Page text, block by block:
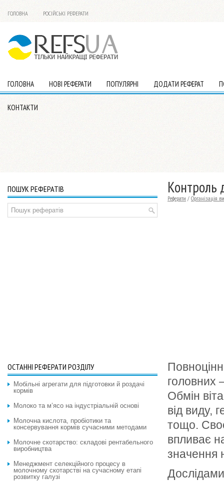
ГОЛОВНА РОСІЙСЬКІ РЕФЕРАТИ
ГОЛОВНА НОВІ РЕФЕРАТИ ПОПУЛЯРНІ ДОДАТИ РЕФЕРАТ
КОНТАКТИ
Контроль
Реферати / Організація
головних
Обмін
від виду,
тощо.
впливає
значення
ПОШУК РЕФЕРАТІВ
ОСТАННІ РЕФЕРАТИ РОЗДІЛУ
Мобільні агрегати для підготовки й роздачі
кормів
Молоко та м’ясо на індустріальній основі
Молочна кислота, пробіотики та
консервування кормів сучасними методами
Молочне скотарство: складові рентабельного
виробництва
Менеджмент селекційного процесу в
молочному скотарстві на сучасному етапі
розвитку галузі